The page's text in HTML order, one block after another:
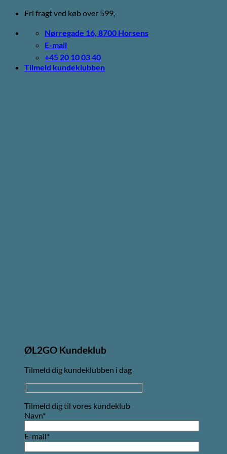
Fortsæt
indhold
Fri fragt ved køb over 599,-
Nørregade 16, 8700 Horsens
E-mail
+45 20 10 03 40
Tilmeld kundeklubben
ØL2GO Kundeklub
Tilmeld dig kundeklubben i dag
Tilmeld dig til vores kundeklub
Navn*
E-mail*